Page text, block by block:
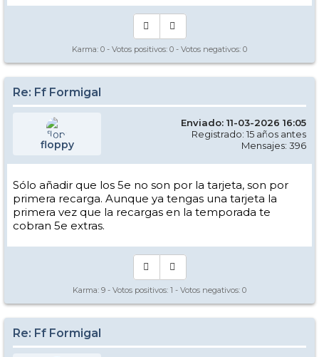
Karma: 0 - Votos positivos: 0 - Votos negativos: 0
Re: Ff Formigal
floppy
Enviado: 11-03-2026 16:05
Registrado: 15 años antes
Mensajes: 396
Sólo añadir que los 5e no son por la tarjeta, son por
primera recarga. Aunque ya tengas una tarjeta la
primera vez que la recargas en la temporada te
cobran 5e extras.
Karma: 9 - Votos positivos: 1 - Votos negativos: 0
Re: Ff Formigal